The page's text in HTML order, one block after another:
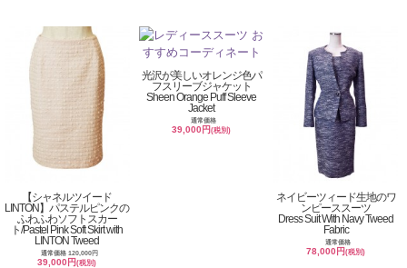
【シャネルツイード
LINTON】パステルピンクの
ふわふわソフトスカー
ト/Pastel Pink Soft Skirt with
LINTON Tweed
通常価格 120,000円
39,000円(税別)
光沢が美しいオレンジ色パ
フスリーブジャケット
Sheen Orange Puff Sleeve
Jacket
通常価格
39,000円(税別)
ネイビーツィード生地のワ
ンピーススーツ
Dress Suit With Navy Tweed
Fabric
通常価格
78,000円(税別)